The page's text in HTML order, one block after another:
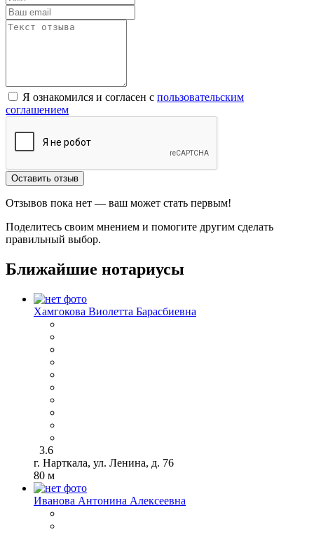
Я ознакомился и согласен с пользовательским
соглашением
Оставить отзыв
Отзывов пока нет — ваш может стать первым!
Поделитесь своим мнением и помогите другим сделать
правильный выбор.
Ближайшие нотариусы
Хамгокова Виолетта Барасбиевна
3.6
г. Нарткала, ул. Ленина, д. 76
80 м
Иванова Антонина Алексеевна